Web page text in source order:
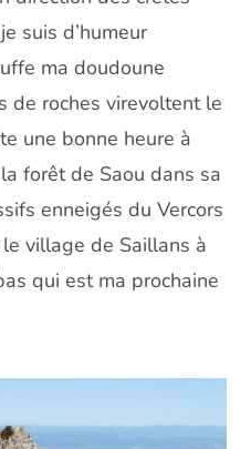
suis d’humeur
ma doudoune
de roches virevoltent le
une bonne heure à
forêt de Saou dans sa
enneigés du Vercors
village de Saillans à
qui est ma prochaine